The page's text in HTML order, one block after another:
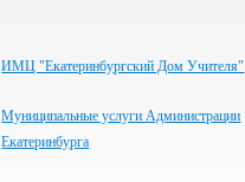
ИМЦ "Екатеринбургский Дом Учителя"
Муниципальные услуги Администрации
Екатеринбурга